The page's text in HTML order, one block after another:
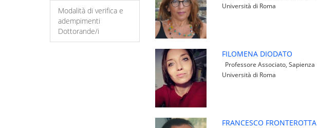
Modalità di verifica e
adempimenti
Dottorande/i
Università di Roma
FILOMENA DIODATO
Professore Associato, Sapienza
Università di Roma
FRANCESCO FRONTEROTTA